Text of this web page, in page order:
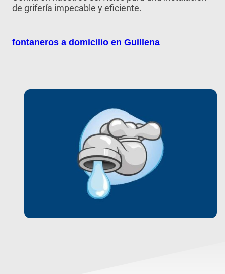
de grifería impecable y eficiente.
fontaneros a domicilio en Guillena